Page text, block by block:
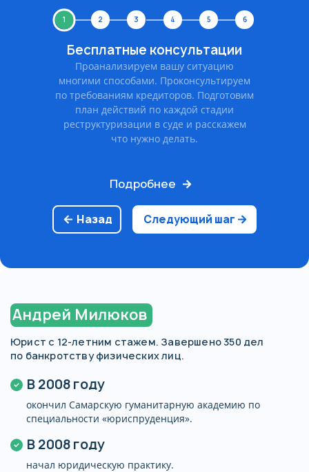
1 2 3 4 5 6
Бесплатные консультации
Проанализируем вашу ситуацию
многими способами. Проконсультируем
по требованиям кредиторов. Подготовим
план действий по каждой стадии
реструктуризации в суде и расскажем
что нужно делать.
Подробнее
Назад Следующий шаг
Андрей Милюков
Юрист с 12-летним стажем. Завершено 350 дел
по банкротству физических лиц.
В 2008 году
окончил Самарскую гуманитарную академию по
специальности «юриспруденция».
В 2008 году
начал юридическую практику.